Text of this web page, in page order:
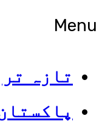
Menu
تازہ